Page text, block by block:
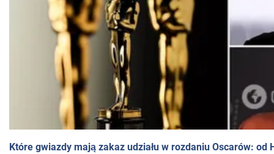
Które gwiazdy mają zakaz udziału w rozdaniu Oscarów: od